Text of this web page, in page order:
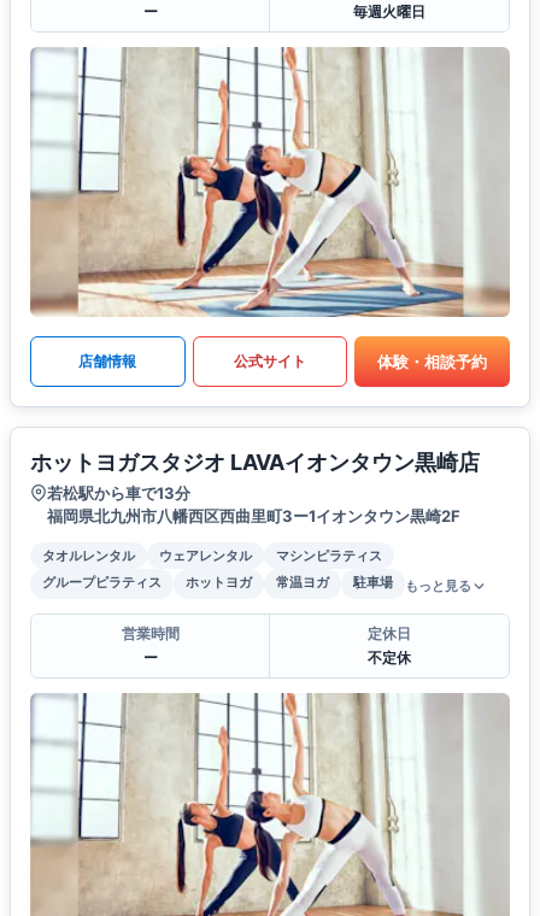
ー
毎週火曜日
店舗情報 公式サイト 体験・相談予約
ホットヨガスタジオ LAVAイオンタウン黒崎店
若松駅から車で13分
福岡県北九州市八幡西区西曲里町3ー1イオンタウン黒崎2F
タオルレンタル ウェアレンタル
マシンピラティス
グループピラティス
ホットヨガ 常温ヨガ 駐車場 もっと見る
営業時間
ー
定休日
不定休